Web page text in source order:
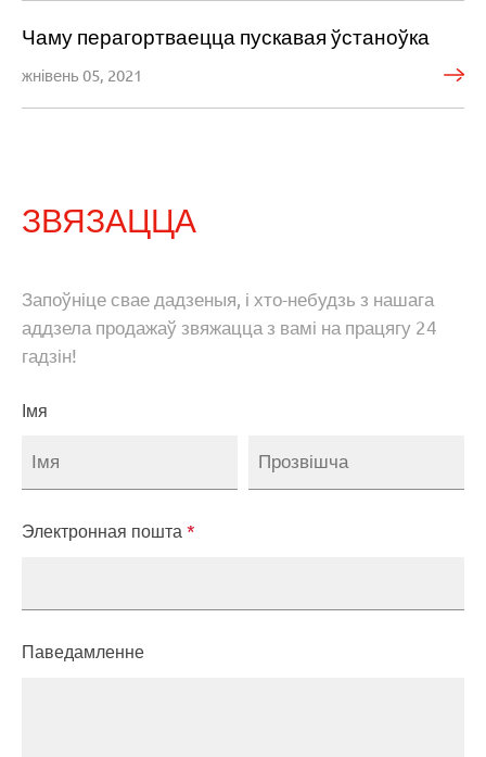
Чаму перагортваецца пускавая ўстаноўка
жнівень 05, 2021
ЗВЯЗАЦЦА
Запоўніце свае дадзеныя, і хто-небудзь з нашага
аддзела продажаў звяжацца з вамі на працягу 24
гадзін!
Імя
Электронная пошта *
Паведамленне